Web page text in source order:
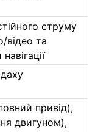
струму
відео та
привід),
двигуном),